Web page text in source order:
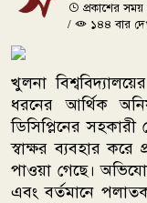
প্রকাশের
/
১৪৪ বার
খুলনা
ধরনের আর্থিক
ডিসিপ্লিনের
স্বাক্ষর ব্যবহার
পাওয়া গেছে।
এবং বর্তমানে পলাতক